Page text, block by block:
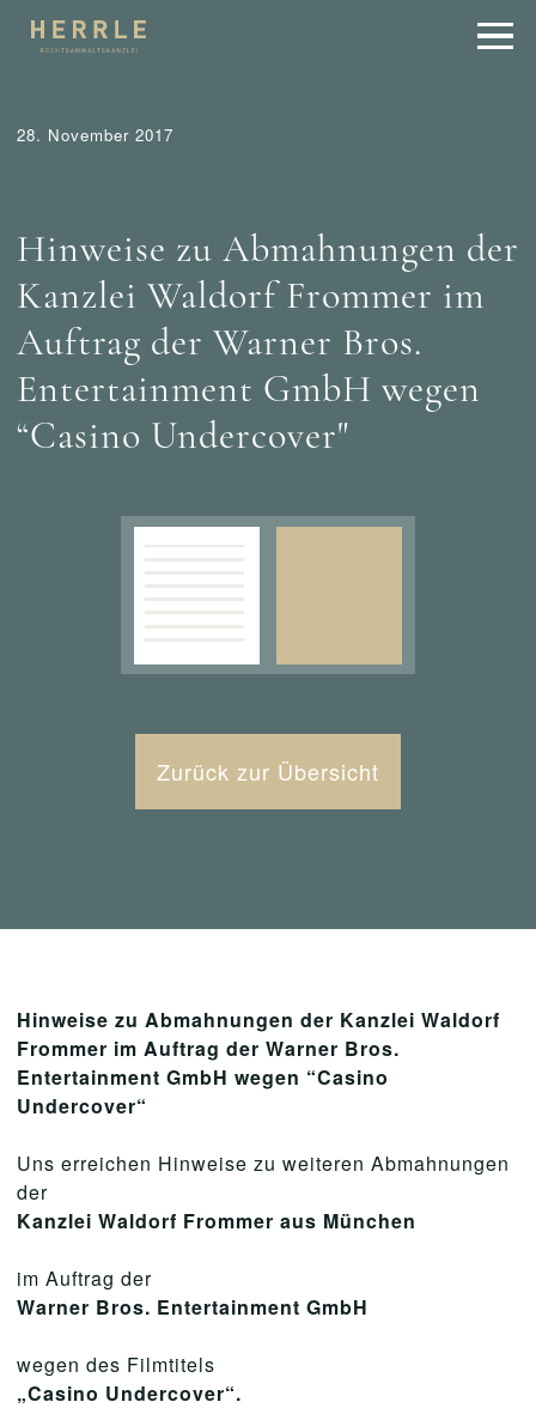
28. November 2017
Hinweise zu Abmahnungen der
Kanzlei Waldorf Frommer im
Auftrag der Warner Bros.
Entertainment GmbH wegen
“Casino Undercover"
Zurück zur Übersicht
Hinweise zu Abmahnungen der Kanzlei Waldorf
Frommer im Auftrag der Warner Bros.
Entertainment GmbH wegen “Casino
Undercover“
Uns erreichen Hinweise zu weiteren Abmahnungen
der
Kanzlei Waldorf Frommer aus München
im Auftrag der
Warner Bros. Entertainment GmbH
wegen des Filmtitels
„Casino Undercover“.